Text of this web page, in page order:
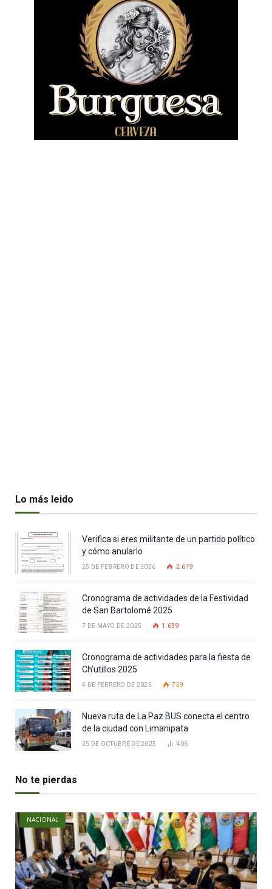
Lo más leido
Verifica si eres militante de un partido político
y cómo anularlo
25 DE FEBRERO DE 2026 2.619
Cronograma de actividades de la Festividad
de San Bartolomé 2025
7 DE MAYO DE 2025 1.639
Cronograma de actividades para la fiesta de
Ch’utillos 2025
4 DE FEBRERO DE 2025 759
Nueva ruta de La Paz BUS conecta el centro
de la ciudad con Limanipata
25 DE OCTUBRE DE 2025 406
No te pierdas
NACIONAL